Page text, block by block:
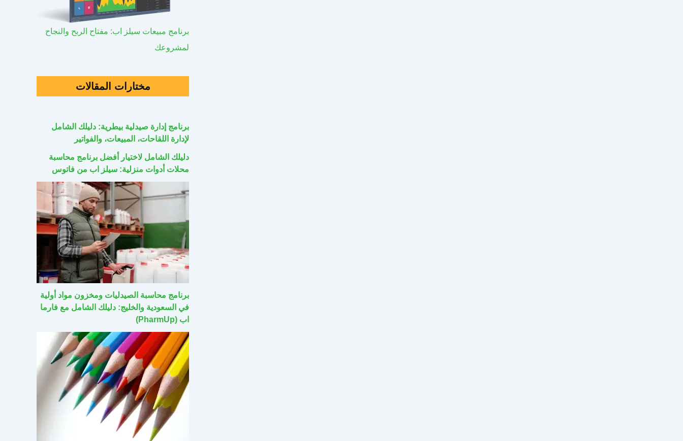
برنامج مبيعات سيلز اب: مفتاح الربح والنجاح
لمشروعك
مختارات المقالات
برنامج إدارة صيدلية بيطرية: دليلك الشامل
لإدارة اللقاحات، المبيعات، والفواتير
دليلك الشامل لاختيار أفضل برنامج محاسبة
محلات أدوات منزلية: سيلز اب من فاتوس
برنامج محاسبة الصيدليات ومخزون مواد أولية
في السعودية والخليج: دليلك الشامل مع فارما
اب (PharmUp)